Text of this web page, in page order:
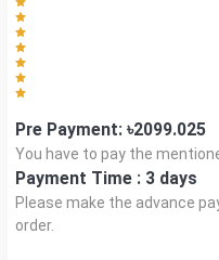
Pre Payment: ৳2099.025
You have to pay the
Payment Time : 3 days
Please make the advance
order.